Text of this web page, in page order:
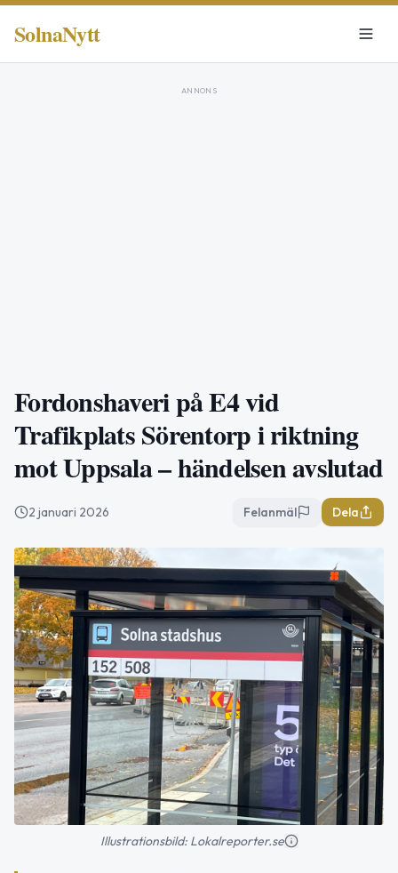
SolnaNytt
ANNONS
Fordonshaveri på E4 vid
Trafikplats Sörentorp i riktning
mot Uppsala – händelsen avslutad
2 januari 2026 Felanmäl Dela
Illustrationsbild: Lokalreporter.se